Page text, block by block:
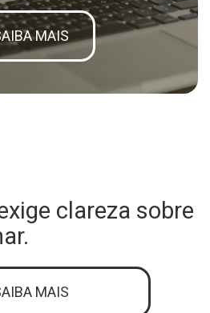
MAIS
clareza sobre
MAIS